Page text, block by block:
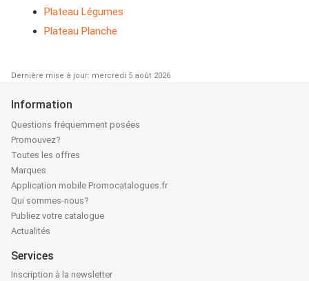
Plateau Légumes
Plateau Planche
Dernière mise à jour: mercredi 5 août 2026
Information
Questions fréquemment posées
Promouvez?
Toutes les offres
Marques
Application mobile Promocatalogues.fr
Qui sommes-nous?
Publiez votre catalogue
Actualités
Services
Inscription à la newsletter